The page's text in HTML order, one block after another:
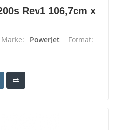
Rev1 106,7cm x
Marke: PowerJet
Format: